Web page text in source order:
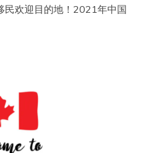
民欢迎目的地！2021年中国